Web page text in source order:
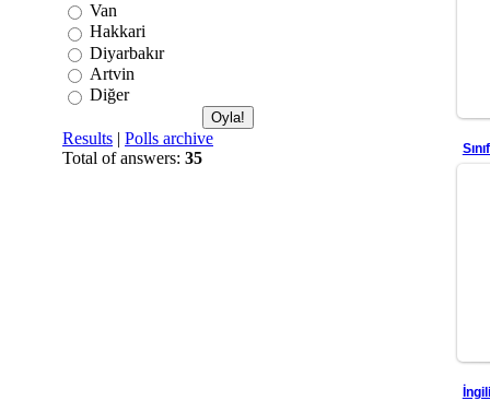
Van
Hakkari
Diyarbakır
Artvin
Diğer
Results | Polls archive
Total of answers: 35